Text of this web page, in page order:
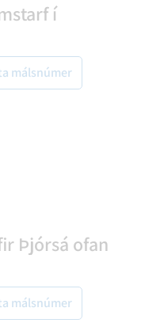
í
málsnúmer
Þjórsá ofan
málsnúmer